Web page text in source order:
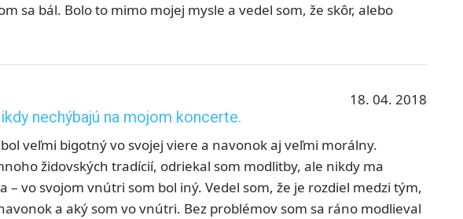
sa bál. Bolo to mimo mojej mysle a vedel som, že skôr, alebo
18. 04. 2018
nechýbajú na mojom koncerte.
veľmi bigotný vo svojej viere a navonok aj veľmi morálny.
židovských tradícií, odriekal som modlitby, ale nikdy ma
– vo svojom vnútri som bol iný. Vedel som, že je rozdiel medzi tým,
a aký som vo vnútri. Bez problémov som sa ráno modlieval